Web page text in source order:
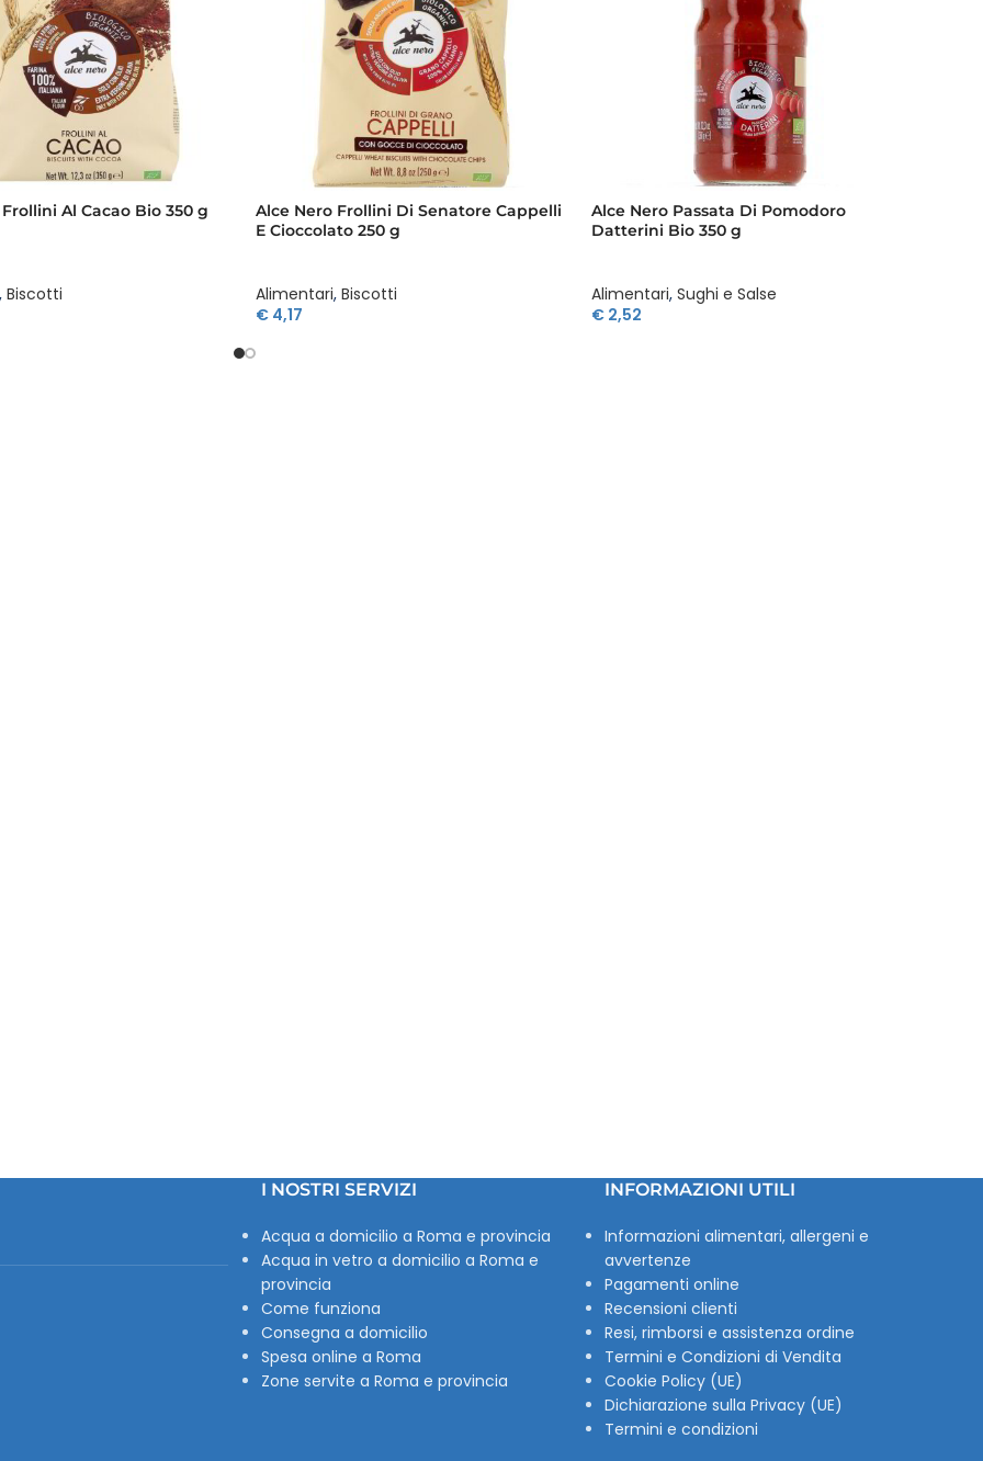
Al Cacao Bio 350 g
, Biscotti
Alce Nero Frollini Di Senatore Cappelli
E Cioccolato 250 g
Alimentari, Biscotti
€ 4,17
Alce Nero Passata Di Pomodoro
Datterini Bio 350 g
Alimentari, Sughi e Salse
€2,52
I NOSTRI SERVIZI
Acqua a domicilio a Roma e provincia
Acqua in vetro a domicilio a Roma e
provincia
Come funziona
Consegna a domicilio
Spesa online a Roma
Zone servite a Roma e provincia
INFORMAZIONI UTILI
Informazioni alimentari, allergeni e
avvertenze
Pagamenti online
Recensioni clienti
Resi, rimborsi e assistenza ordine
Termini e Condizioni di Vendita
Cookie Policy (UE)
Dichiarazione sulla Privacy (UE)
Termini e condizioni